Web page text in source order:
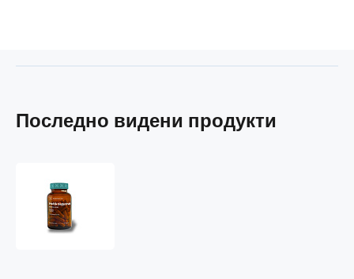
Последно видени продукти